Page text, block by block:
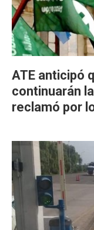
ATE anticipó
continuarán
reclamó por